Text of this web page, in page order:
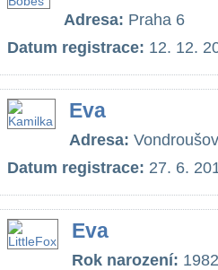
Adresa: Praha 6
Datum registrace: 12. 12.
Eva
Adresa:
Datum registrace: 27. 6.
Eva
Rok narození: 1982